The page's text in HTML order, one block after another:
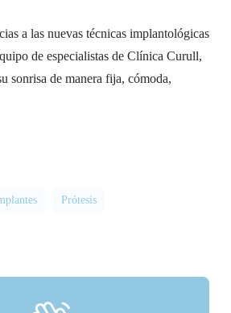
a las nuevas técnicas implantológicas
de especialistas de Clínica Curull,
sonrisa de manera fija, cómoda,
Prótesis